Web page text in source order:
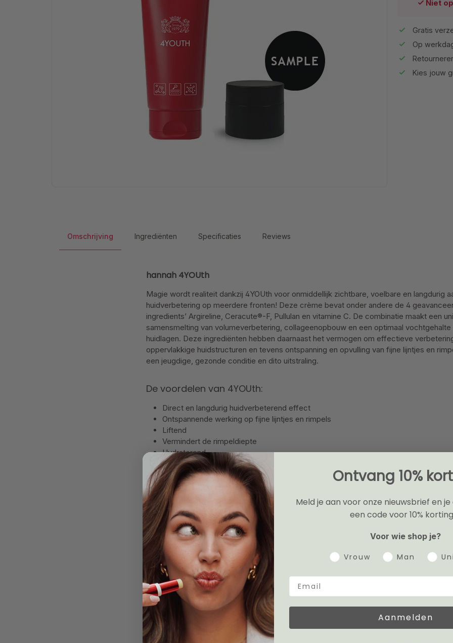
Niet
Gratis
Op
Kies jouw
Omschrijving Ingrediënten Specificaties Reviews
hannah 4YOUth
Magie wordt realiteit dankzij 4YOUth voor onmiddellijk zichtbare, voelbare en langdurig
huidverbetering op meerdere fronten! Deze crème bevat onder andere de 4
ingredients’ Argireline, Ceracute®-F, Pullulan en vitamine C. De combinatie maakt een
samensmelting van volumeverbetering, collageenopbouw en een optimaal
huidlagen. Deze ingrediënten hebben daarnaast het vermogen om effectieve
oppervlakkige huidstructuren en tevens ontspanning en opvulling van fijne lijntjes en
een jeugdige, gezonde conditie en dito uitstraling.
De voordelen van 4YOUth:
Direct en langdurig huidverbeterend effect
Ontspannende werking op fijne lijntjes en rimpels
Liftend
Vermindert de rimpeldiepte
Hydraterend
Verbetert de weerstand van de huid
Zo gebruik je hannah 4YOUth:
Reinig de huid met hannah Cleansing Oil
hannah Cleansing Milk
Breng naar wenshannah Vitamin Complex
Breng de 4YOUth crème dun aan gevolgt door een passende hannah crème.
Als finishing touch breng je de
voor een zijdezacht gevoel.
Tip:perfect te gebruiken als oogcrème.
Bekijk onderstaand de product leaflet
Ontvang 10%
Meld je aan voor onze nieuwsbrief en
een code voor 10%
Voor wie shop je?
Gender
Vrouw Man
Aanmelden